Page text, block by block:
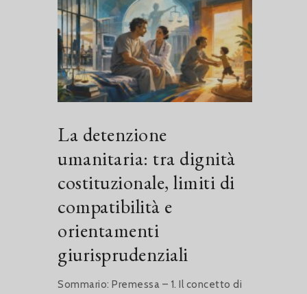
La detenzione
umanitaria: tra dignità
costituzionale, limiti di
compatibilità e
orientamenti
giurisprudenziali
Sommario: Premessa – 1. Il concetto di